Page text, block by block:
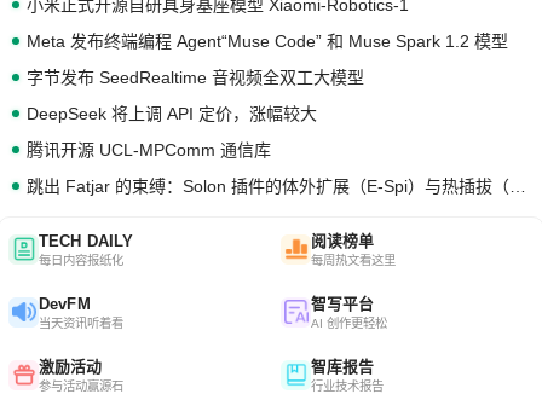
小米正式开源自研具身基座模型 Xiaomi-Robotics-1
Meta 发布终端编程 Agent“Muse Code” 和 Muse Spark 1.2 模型
字节发布 SeedRealtime 音视频全双工大模型
DeepSeek 将上调 API 定价，涨幅较大
腾讯开源 UCL-MPComm 通信库
TECH DAILY
每日内容报纸化
阅读榜单
每周热文看这里
DevFM
当天资讯听着看
智写平台
AI 创作更轻松
激励活动
参与活动赢源石
智库报告
行业技术报告